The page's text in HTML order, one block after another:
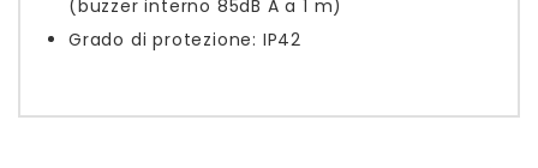
(buzzer interno 85dB A a 1 m)
Grado di protezione: IP42